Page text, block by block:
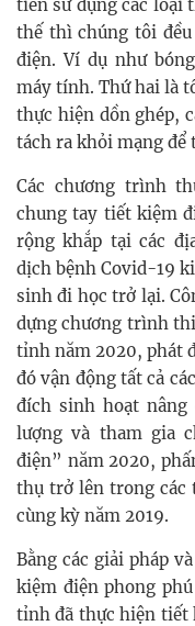
tiên sử dụng các loại
thế thì chúng tôi
điện. Ví dụ như
máy tính. Thứ hai là
thực hiện dồn ghép,
tách ra khỏi mạng để
Các chương trình
chung tay tiết kiệm
rộng khắp tại các
dịch bệnh Covid-19
sinh đi học trở lại.
dựng chương trình
tỉnh năm 2020, phát
đó vận động tất cả
đích sinh hoạt
lượng và tham gia
điện” năm 2020,
thụ trở lên trong các
cùng kỳ năm 2019.
Bằng các giải pháp
kiệm điện phong
tỉnh đã thực hiện tiết